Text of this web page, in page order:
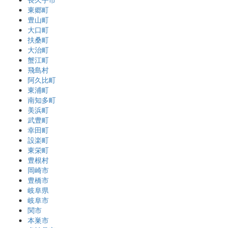
東郷町
豊山町
大口町
扶桑町
大治町
蟹江町
飛島村
阿久比町
東浦町
南知多町
美浜町
武豊町
幸田町
設楽町
東栄町
豊根村
岡崎市
豊橋市
岐阜県
岐阜市
関市
本巣市